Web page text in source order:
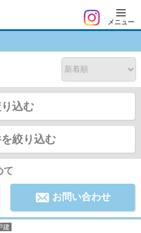
メニュー
込む
絞り込む
て
お問い合わせ
建